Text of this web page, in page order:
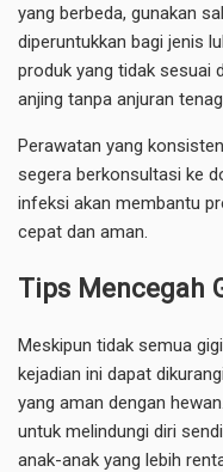
yang berbeda, gunakan
diperuntukkan bagi jenis
produk yang tidak sesuai
anjing tanpa anjuran
Perawatan yang
segera berkonsultasi ke
infeksi akan membantu
cepat dan aman.
Tips Mencegah
Meskipun tidak semua
kejadian ini dapat
yang aman dengan
untuk melindungi diri
anak-anak yang lebih